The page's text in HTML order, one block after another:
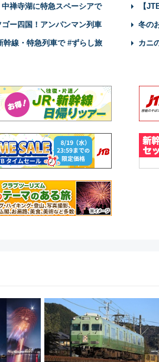
中禅寺湖に特急スペーシアで 【
ゴー四国！アンパンマン列車 冬の
幹線・特急列車で #ずらし旅 カニ